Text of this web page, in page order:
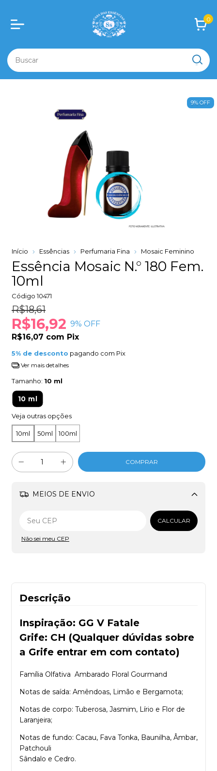
0
9% OFF
Início Essências Perfumaria Fina Mosaic Feminino
Essência Mosaic N.° 180 Fem.
10ml
Código 10471
R$18,61
R$16,92 9% OFF
R$16,07 com Pix
5% de desconto pagando com Pix
Ver mais detalhes
Tamanho: 10 ml
10 ml
Veja outras opções
10ml 50ml 100ml
MEIOS DE ENVIO
Alterar CEP
CALCULAR
Não sei meu CEP
Descrição
Inspiração: GG V Fatale
Grife: CH (Qualquer dúvidas sobre
a Grife entrar em com contato)
Família Olfativa Ambarado Floral Gourmand
Notas de saída: Amêndoas, Limão e Bergamota;
Notas de corpo: Tuberosa, Jasmim, Lírio e Flor de
Laranjeira;
Notas de fundo: Cacau, Fava Tonka, Baunilha, Âmbar,
Patchouli
Sândalo e Cedro.